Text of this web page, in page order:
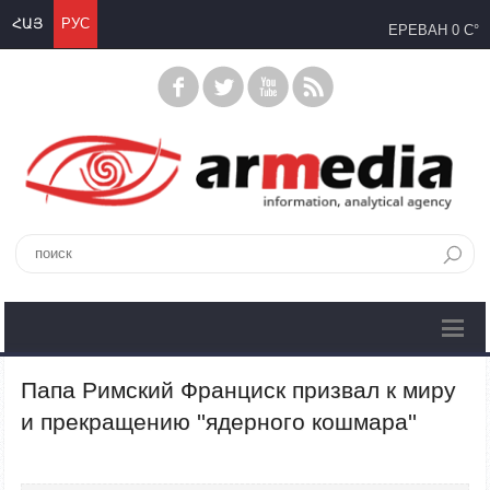
ՀԱՅ РУС ЕРЕВАН 0 C°
Папа Римский Франциск призвал к миру
и прекращению ''ядерного кошмара''